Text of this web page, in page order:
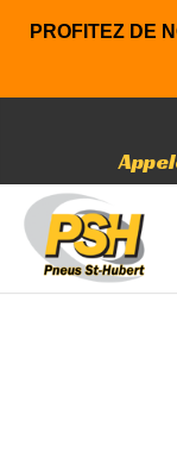
PROFITEZ DE